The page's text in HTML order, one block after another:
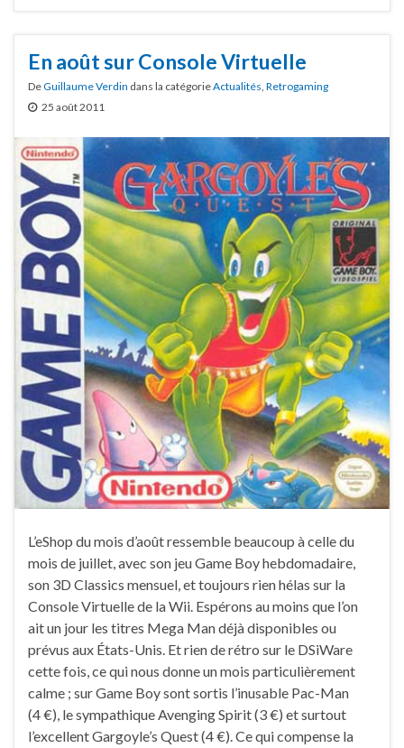
En août sur Console Virtuelle
DeGuillaume Verdin dans la catégorieActualités Retrogaming
25 août 2011
L’eShop du mois d’août ressemble beaucoup à celle du
mois de juillet, avec son jeu Game Boy hebdomadaire,
son 3D Classics mensuel, et toujours rien hélas sur la
Console Virtuelle de la Wii. Espérons au moins que l’on
ait un jour les titres Mega Man déjà disponibles ou
prévus aux États-Unis. Et rien de rétro sur le DSiWare
cette fois, ce qui nous donne un mois particulièrement
calme ; sur Game Boy sont sortis l’inusable Pac-Man
(4 €), le sympathique Avenging Spirit (3 €) et surtout
l’excellent Gargoyle’s Quest (4 €). Ce qui compense la